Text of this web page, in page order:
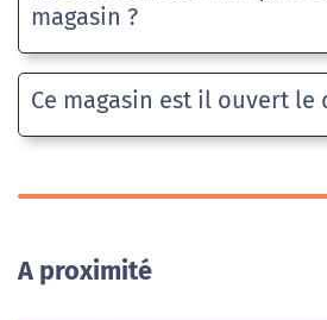
magasin ?
Ce magasin est il ouvert le
A proximité